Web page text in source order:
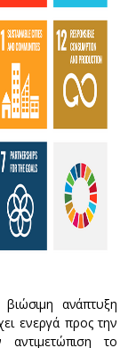
ανάπτυξη
ενεργά προς την
το